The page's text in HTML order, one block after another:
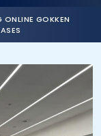
ONLINE GOKKEN